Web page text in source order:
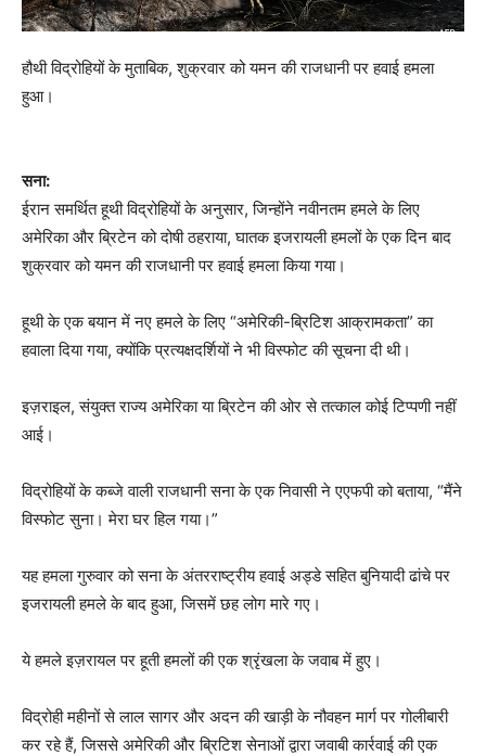
हौथी विद्रोहियों के मुताबिक, शुक्रवार को यमन की राजधानी पर हवाई हमला
हुआ।
सना:
ईरान समर्थित हूथी विद्रोहियों के अनुसार, जिन्होंने नवीनतम हमले के लिए
अमेरिका और ब्रिटेन को दोषी ठहराया, घातक इजरायली हमलों के एक दिन बाद
शुक्रवार को यमन की राजधानी पर हवाई हमला किया गया।
हूथी के एक बयान में नए हमले के लिए “अमेरिकी-ब्रिटिश आक्रामकता” का
हवाला दिया गया, क्योंकि प्रत्यक्षदर्शियों ने भी विस्फोट की सूचना दी थी।
इज़राइल, संयुक्त राज्य अमेरिका या ब्रिटेन की ओर से तत्काल कोई टिप्पणी नहीं
आई।
विद्रोहियों के कब्जे वाली राजधानी सना के एक निवासी ने एएफपी को बताया, “मैंने
विस्फोट सुना। मेरा घर हिल गया।”
यह हमला गुरुवार को सना के अंतरराष्ट्रीय हवाई अड्डे सहित बुनियादी ढांचे पर
इजरायली हमले के बाद हुआ, जिसमें छह लोग मारे गए।
ये हमले इज़रायल पर हूती हमलों की एक श्रृंखला के जवाब में हुए।
विद्रोही महीनों से लाल सागर और अदन की खाड़ी के नौवहन मार्ग पर गोलीबारी
कर रहे हैं, जिससे अमेरिकी और ब्रिटिश सेनाओं द्वारा जवाबी कार्रवाई की एक